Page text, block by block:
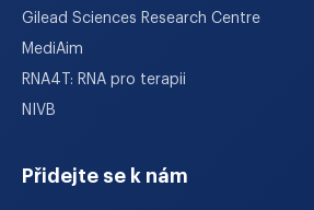
Gilead Sciences Research Centre
MediAim
RNA4T: RNA pro terapii
NIVB
Přidejte se k nám